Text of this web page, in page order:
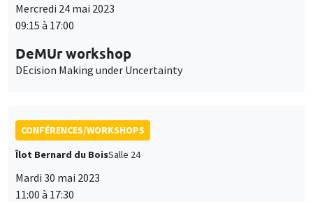
Mercredi 24 mai 2023
09:15 à 17:00
DeMUr workshop
DEcision Making under Uncertainty
CONFÉRENCES/WORKSHOPS
Îlot Bernard du BoisSalle 24
Mardi 30 mai 2023
11:00 à 17:30